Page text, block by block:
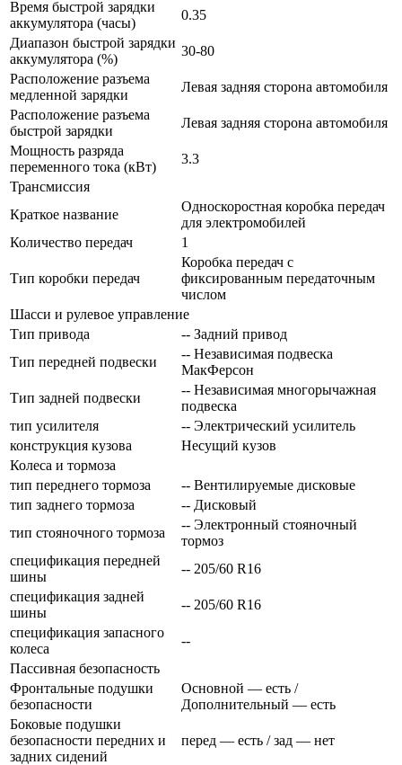
Время быстрой зарядки
аккумулятора (часы)
0.35
Диапазон быстрой зарядки
аккумулятора (%)
30-80
Расположение разъема
медленной зарядки
Левая задняя сторона автомобиля
Расположение разъема
быстрой зарядки
Левая задняя сторона автомобиля
Мощность разряда
переменного тока (кВт)
3.3
Трансмиссия
Краткое название
Односкоростная коробка передач
для электромобилей
Количество передач
1
Тип коробки передач
Коробка передач с
фиксированным передаточным
числом
Шасси и рулевое управление
Тип привода
-- Задний привод
Тип передней подвески
-- Независимая подвеска
МакФерсон
Тип задней подвески
-- Независимая многорычажная
подвеска
тип усилителя
-- Электрический усилитель
конструкция кузова
Несущий кузов
Колеса и тормоза
тип переднего тормоза
-- Вентилируемые дисковые
тип заднего тормоза
-- Дисковый
тип стояночного тормоза
-- Электронный стояночный
тормоз
спецификация передней
шины
-- 205/60 R16
спецификация задней
шины
-- 205/60 R16
спецификация запасного
колеса
--
Пассивная безопасность
Фронтальные подушки
безопасности
Основной — есть /
Дополнительный — есть
Боковые подушки
безопасности передних и
задних сидений
перед — есть / зад — нет